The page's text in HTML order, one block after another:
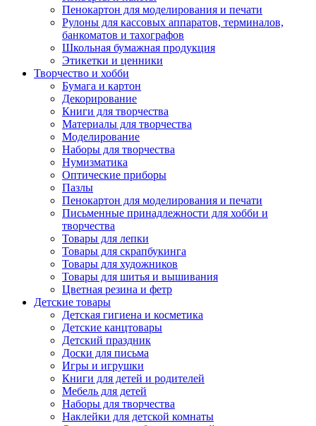
Пенокартон для моделирования и печати
Рулоны для кассовых аппаратов, терминалов,
банкоматов и тахографов
Школьная бумажная продукция
Этикетки и ценники
Творчество и хобби
Бумага и картон
Декорирование
Книги для творчества
Материалы для творчества
Моделирование
Наборы для творчества
Нумизматика
Оптические приборы
Пазлы
Пенокартон для моделирования и печати
Письменные принадлежности для хобби и
творчества
Товары для лепки
Товары для скрапбукинга
Товары для художников
Товары для шитья и вышивания
Цветная резина и фетр
Детские товары
Детская гигиена и косметика
Детские канцтовары
Детский праздник
Доски для письма
Игры и игрушки
Книги для детей и родителей
Мебель для детей
Наборы для творчества
Наклейки для детской комнаты